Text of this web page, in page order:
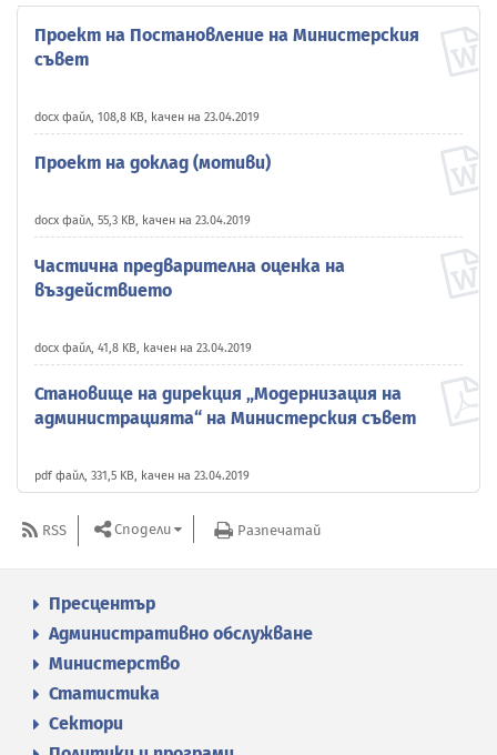
Проект на Постановление на Министерския
съвет
docx файл, 108,8 KB, качен на 23.04.2019
Проект на доклад (мотиви)
docx файл, 55,3 KB, качен на 23.04.2019
Частична предварителна оценка на
въздействието
docx файл, 41,8 KB, качен на 23.04.2019
Становище на дирекция „Модернизация на
администрацията“ на Министерския съвет
pdf файл, 331,5 KB, качен на 23.04.2019
RSS Сподели Разпечатай
Пресцентър
Административно обслужване
Министерство
Статистика
Сектори